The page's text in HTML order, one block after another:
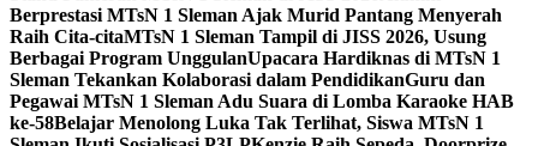
Berprestasi MTsN 1 Sleman Ajak Murid Pantang Menyerah
Raih Cita-citaMTsN 1 Sleman Tampil di JISS 2026, Usung
Berbagai Program UnggulanUpacara Hardiknas di MTsN 1
Sleman Tekankan Kolaborasi dalam PendidikanGuru dan
Pegawai MTsN 1 Sleman Adu Suara di Lomba Karaoke HAB
ke-58Belajar Menolong Luka Tak Terlihat, Siswa MTsN 1